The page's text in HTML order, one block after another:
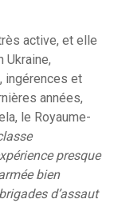
active, et elle
Ukraine,
ingérences et
années,
le Royaume-
presque
bien
d’assaut